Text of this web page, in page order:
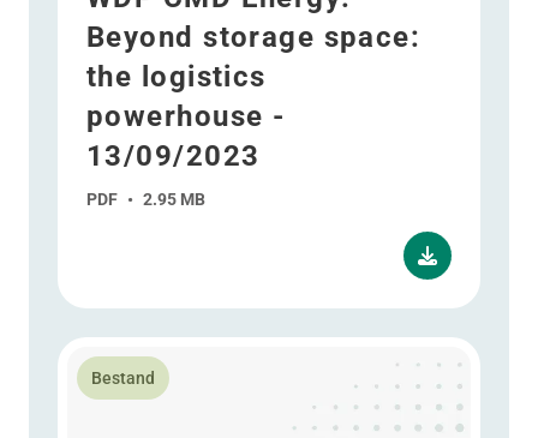
Beyond storage space:
the logistics
powerhouse -
13/09/2023
PDF • 2.95 MB
Bestand
Lees meer over WDP CMD Strategy: Confident for